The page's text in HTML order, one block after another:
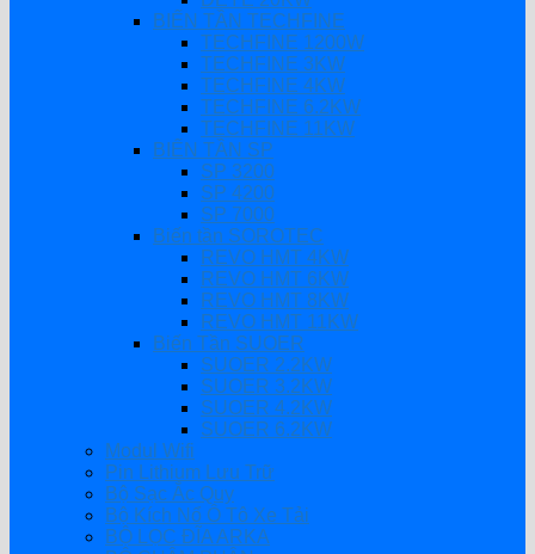
BIẾN TẦN TECHFINE
TECHFINE 1200W
TECHFINE 3KW
TECHFINE 4KW
TECHFINE 6.2KW
TECHFINE 11KW
BIẾN TẦN SP
SP 3200
SP 4200
SP 7000
Biến tần SOROTEC
REVO HMT 4KW
REVO HMT 6KW
REVO HMT 8KW
REVO HMT 11KW
Biến Tần SUOER
SUOER 2.2KW
SUOER 3.2KW
SUOER 4.2KW
SUOER 6.2KW
Modul Wifi
Pin Lithium Lưu Trữ
Bộ Sạc Ắc Quy
Bộ Kích Nổ Ô Tô Xe Tải
BỘ LỌC ĐĨA ARKA